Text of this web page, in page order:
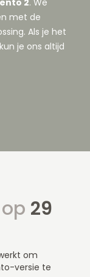
met de
Als je het
je ons altijd
29
om
versie te